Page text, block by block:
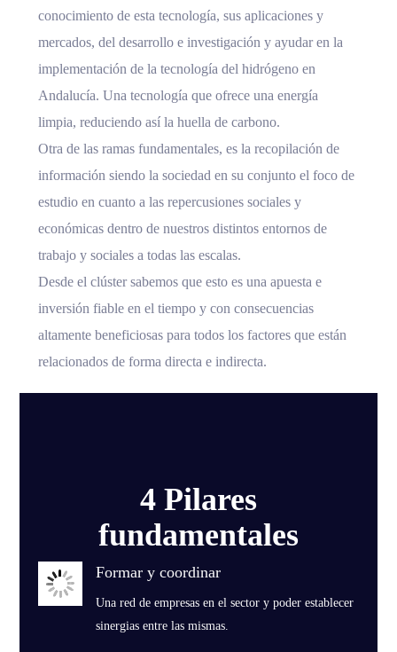
conocimiento de esta tecnología, sus aplicaciones y
mercados, del desarrollo e investigación y ayudar en la
implementación de la tecnología del hidrógeno en
Andalucía. Una tecnología que ofrece una energía
limpia, reduciendo así la huella de carbono.
Otra de las ramas fundamentales, es la recopilación de
información siendo la sociedad en su conjunto el foco de
estudio en cuanto a las repercusiones sociales y
económicas dentro de nuestros distintos entornos de
trabajo y sociales a todas las escalas.
Desde el clúster sabemos que esto es una apuesta e
inversión fiable en el tiempo y con consecuencias
altamente beneficiosas para todos los factores que están
relacionados de forma directa e indirecta.
4 Pilares
fundamentales
Formar y coordinar
Una red de empresas en el sector y poder establecer
sinergias entre las mismas.